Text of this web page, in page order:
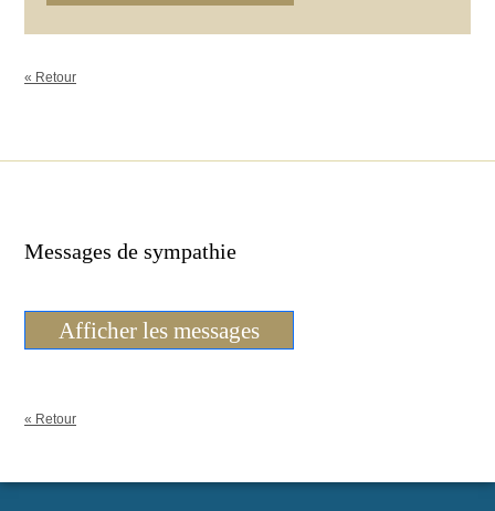
« Retour
Messages de sympathie
Afficher les messages
« Retour